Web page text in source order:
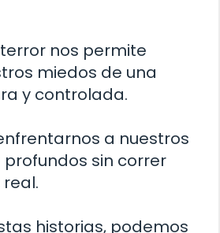
nos permite
miedos de una
y controlada.
a nuestros
sin correr
historias, podemos